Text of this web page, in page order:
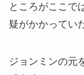
ところがここで
疑がかかってい
ジョンミンの元